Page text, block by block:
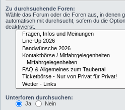
Zu durchsuchende Foren:
Wähle das Forum oder die Foren aus, in denen
automatisch mit durchsucht, sofern du die
deaktivierst.
Unterforen durchsuchen:
Ja
Nein